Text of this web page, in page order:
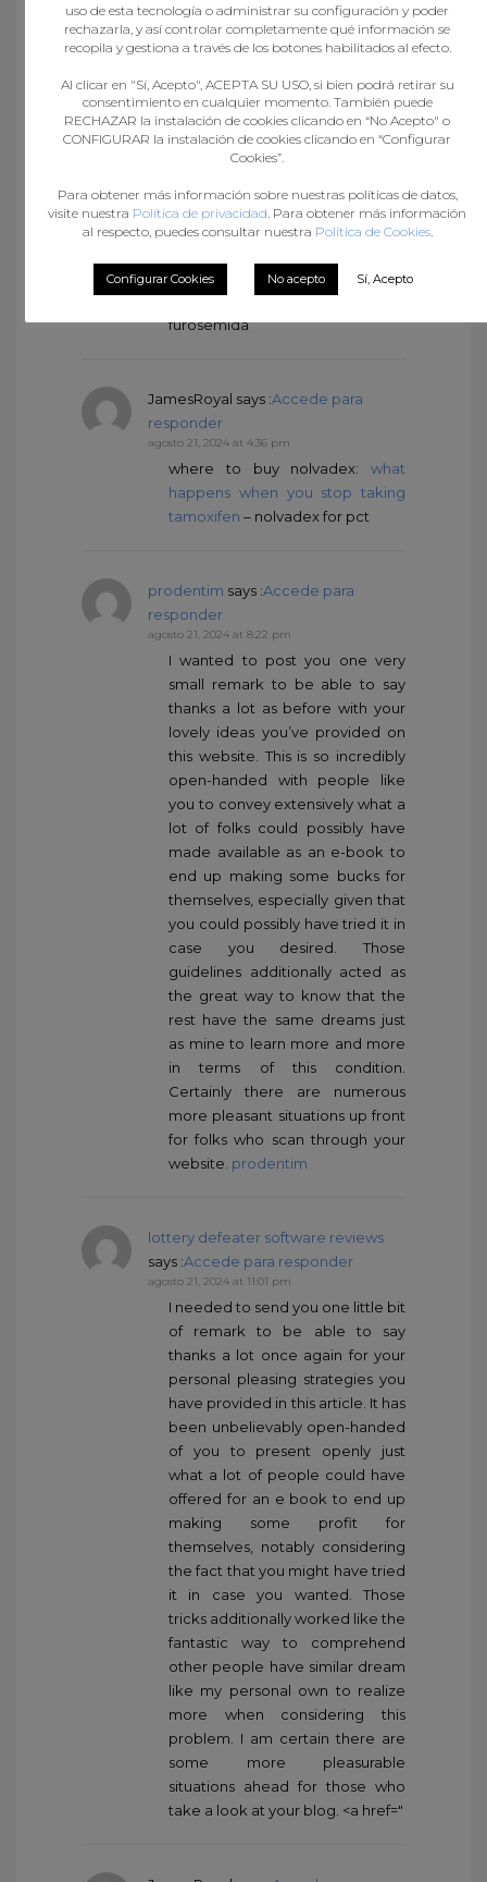
responder
agosto 20, 2024 at 11:33 pm
buy cytotec in usa:cytotec best
– buy cytotec in usa
JamesRoyalsays :Accede para
agosto 21, 2024 at 8:13 am
lasix furosemide:cheap lasix
furosemida
JamesRoyal says :Accede para
responder
agosto 21, 2024 at 4:36 pm
where to buy nolvadex: what
happens when you stop taking
tamoxifen – nolvadex for pct
prodentim says :Accede para
responder
agosto 21, 2024 at 8:22 pm
I wanted to post you one very
small remark to be able to say
thanks a lot as before with your
lovely ideas you’ve provided on
this website. This is so incredibly
open-handed with people like
you to convey extensively what a
lot of folks could possibly have
made available as an e-book to
end up making some bucks for
themselves, especially given that
you could possibly have tried it in
case you desired. Those
guidelines additionally acted as
the great way to know that the
rest have the same dreams just
as mine to learn more and more
in terms of this condition.
Certainly there are numerous
more pleasant situations up front
for folks who scan through your
website. prodentim
lottery defeater software reviews
says :Accede para responder
agosto 21, 2024 at 11:01 pm
I needed to send you one little bit
of remark to be able to say
thanks a lot once again for your
personal pleasing strategies you
have provided in this article. It has
been unbelievably open-handed
of you to present openly just
what a lot of people could have
offered for an e book to end up
making some profit for
themselves, notably considering
the fact that you might have tried
it in case you wanted. Those
tricks additionally worked like the
fantastic way to comprehend
other people have similar dream
like my personal own to realize
more when considering this
problem. I am certain there are
some more pleasurable
situations ahead for those who
take a look at your blog. <a href="
uso de esta tecnología o administrar su configuración y poder
rechazarla, y así controlar completamente qué información se
recopila y gestiona a través de los botones habilitados al efecto.
Al clicar en "Sí, Acepto", ACEPTA SU USO, si bien podrá retirar su
consentimiento en cualquier momento. También puede
RECHAZAR la instalación de cookies clicando en “No Acepto" o
CONFIGURAR la instalación de cookies clicando en “Configurar
Cookies”.
Para obtener más información sobre nuestras políticas de datos,
visite nuestra Política de privacidad . Para obtener más información
al respecto, puedes consultar nuestra Política de Cookies.
Configurar Cookies No acepto Sí, Acepto